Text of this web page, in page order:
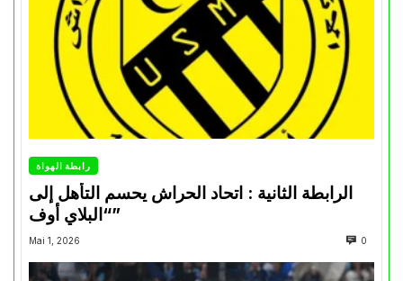
رابطة الهواة
الرابطة الثانية : اتحاد الحراش يحسم التأهل إلى
“البلاي أوف”
Mai 1, 2026 0